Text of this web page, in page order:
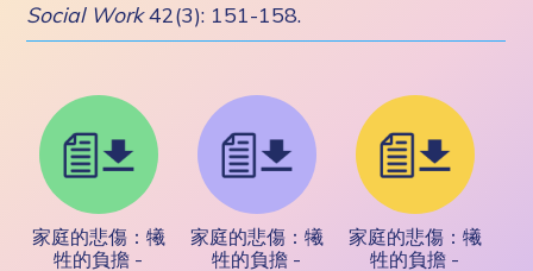
Social Work42(3): 151-158.
家庭的悲傷：犧
牲的負擔 -
家庭的悲傷：犧
牲的負擔 -
家庭的悲傷：犧
牲的負擔 -